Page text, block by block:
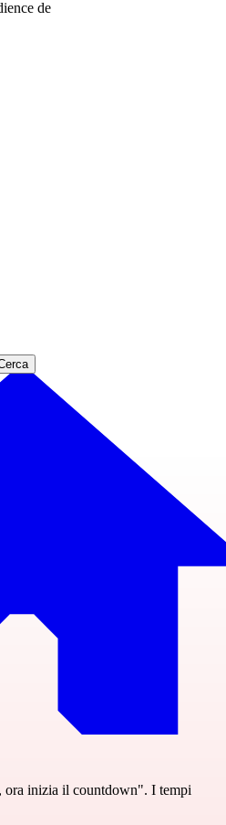
de
ora inizia il countdown". I tempi